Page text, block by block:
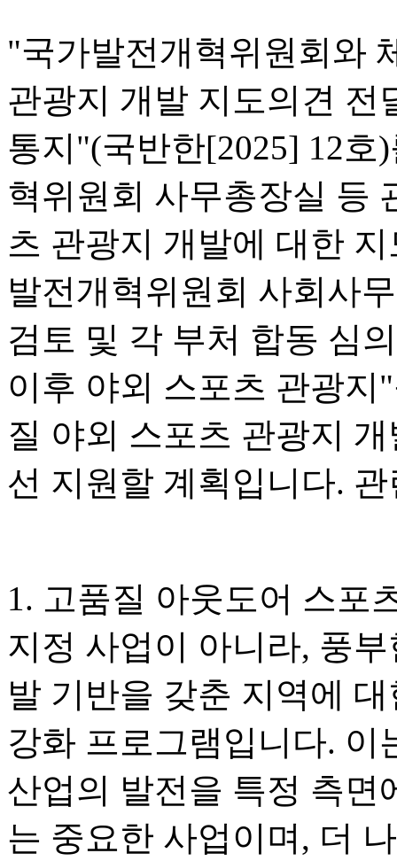
"국가발전개혁위원회와
관광지 개발 지도의견 전
통지"(국반한[2025] 12
혁위원회 사무총장실 등
츠 관광지 개발에 대한
발전개혁위원회 사회사
검토 및 각 부처 합동 심
이후 야외 스포츠 관광지
질 야외 스포츠 관광지
선 지원할 계획입니다.
1. 고품질 아웃도어 스포
지정 사업이 아니라, 풍
발 기반을 갖춘 지역에
강화 프로그램입니다. 이
산업의 발전을 특정 측면
는 중요한 사업이며, 더